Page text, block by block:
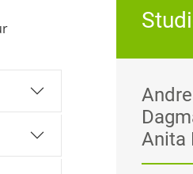
Anita